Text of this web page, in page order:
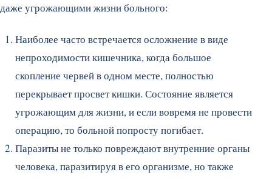
даже угрожающими жизни больного:
Наиболее часто встречается осложнение в виде
непроходимости кишечника, когда большое
скопление червей в одном месте, полностью
перекрывает просвет кишки. Состояние является
угрожающим для жизни, и если вовремя не провести
операцию, то больной попросту погибает.
Паразиты не только повреждают внутренние органы
человека, паразитируя в его организме, но также